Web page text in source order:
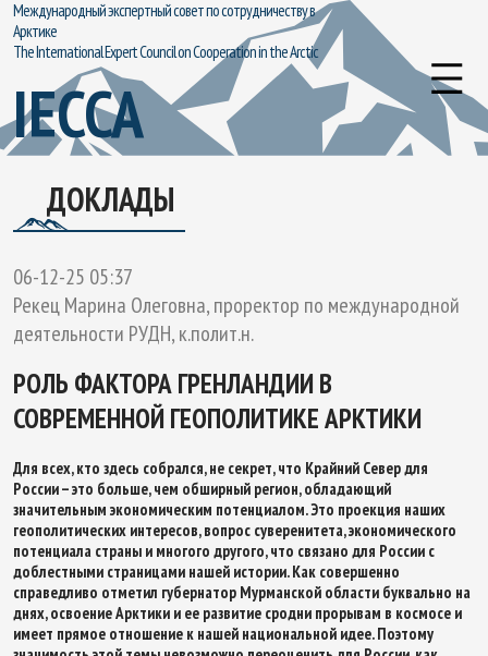
Международный экспертный совет по сотрудничеству в
Арктике
The International Expert Council on Cooperation in the Arctic
IECCA
ДОКЛАДЫ
06-12-25 05:37
Рекец Марина Олеговна, проректор по международной
деятельности РУДН, к.полит.н.
РОЛЬ ФАКТОРА ГРЕНЛАНДИИ В
СОВРЕМЕННОЙ ГЕОПОЛИТИКЕ АРКТИКИ
Для всех, кто здесь собрался, не секрет, что Крайний Север для
России – это больше, чем обширный регион, обладающий
значительным экономическим потенциалом. Это проекция наших
геополитических интересов, вопрос суверенитета, экономического
потенциала страны и многого другого, что связано для России с
доблестными страницами нашей истории. Как совершенно
справедливо отметил губернатор Мурманской области буквально на
днях, освоение Арктики и ее развитие сродни прорывам в космосе и
имеет прямое отношение к нашей национальной идее. Поэтому